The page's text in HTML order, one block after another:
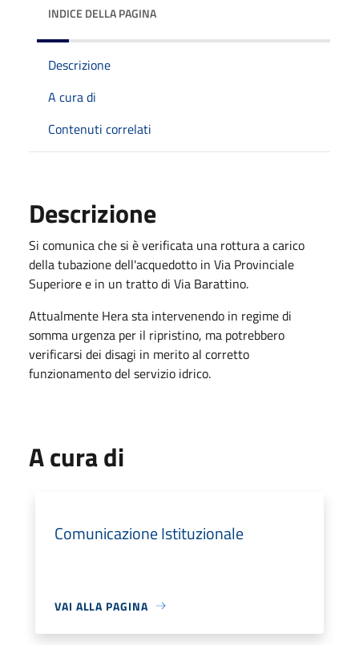
INDICE DELLA PAGINA
Descrizione
A cura di
Contenuti correlati
Descrizione
Si comunica che si è verificata una rottura a carico
della tubazione dell'acquedotto in Via Provinciale
Superiore e in un tratto di Via Barattino.
Attualmente Hera sta intervenendo in regime di
somma urgenza per il ripristino, ma potrebbero
verificarsi dei disagi in merito al corretto
funzionamento del servizio idrico.
A cura di
Comunicazione Istituzionale
VAI ALLA PAGINA